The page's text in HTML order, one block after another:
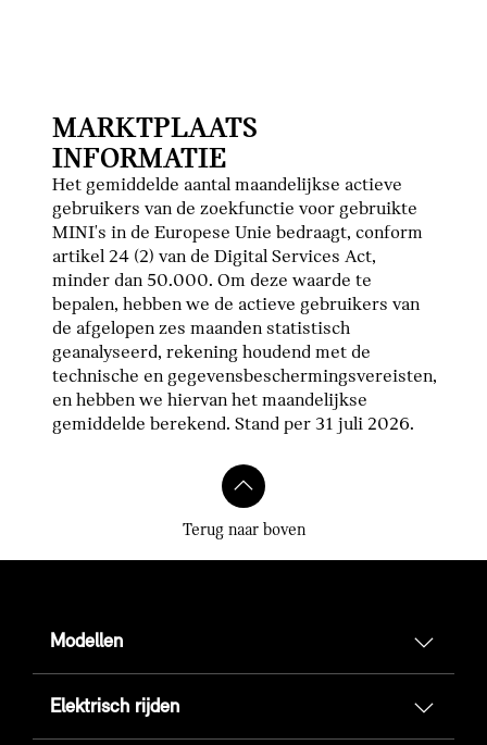
MARKTPLAATS
INFORMATIE
Het gemiddelde aantal maandelijkse actieve
gebruikers van de zoekfunctie voor gebruikte
MINI's in de Europese Unie bedraagt, conform
artikel 24 (2) van de Digital Services Act,
minder dan 50.000. Om deze waarde te
bepalen, hebben we de actieve gebruikers van
de afgelopen zes maanden statistisch
geanalyseerd, rekening houdend met de
technische en gegevensbeschermingsvereisten,
en hebben we hiervan het maandelijkse
gemiddelde berekend. Stand per 31 juli 2026.
Terug naar boven
Modellen
Elektrisch rijden